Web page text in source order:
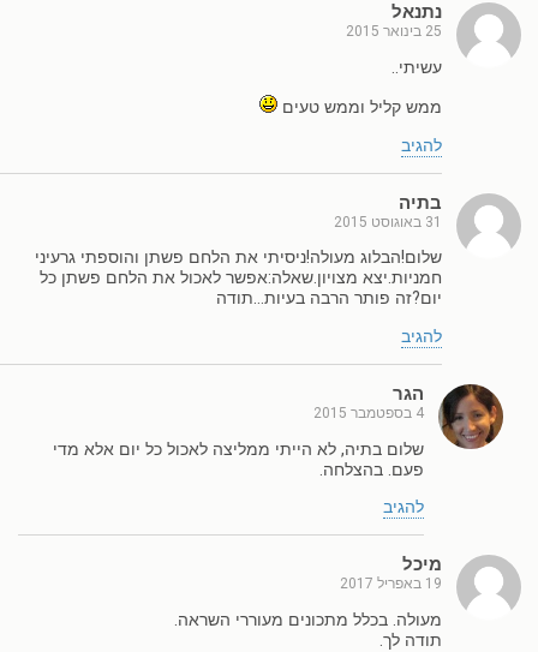
נתנאל
25 בינואר 2015
עשיתי..
ממש קליל וממש טעים
להגיב
בתיה
31 באוגוסט 2015
שלום!הבלוג מעולה!ניסיתי את הלחם פשתן והוספתי גרעיני
חמניות.יצא מצויון.שאלה:אפשר לאכול את הלחם פשתן כל
יום?זה פותר הרבה בעיות…תודה
להגיב
הגר
4 בספטמבר 2015
שלום בתיה, לא הייתי ממליצה לאכול כל יום אלא מדי
פעם. בהצלחה.
להגיב
מיכל
19 באפריל 2017
מעולה. בכלל מתכונים מעוררי השראה.
תודה לך.